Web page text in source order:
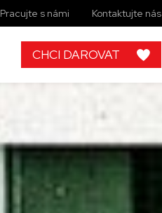
Pracujte s námi Kontaktujte nás
CHCI DAROVAT